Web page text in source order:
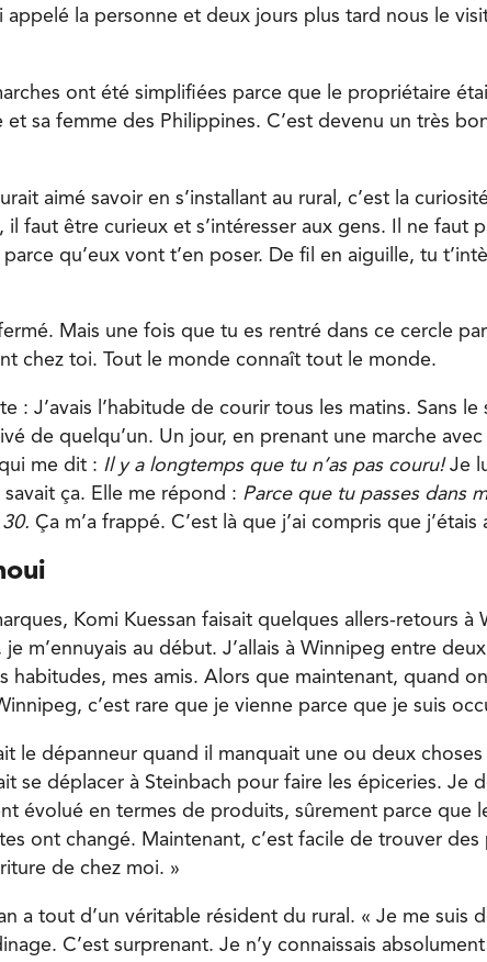
appelé la personne et deux jours plus tard nous le
ont été simplifiées parce que le propriétaire
sa femme des Philippines. C’est devenu un très
aimé savoir en s’installant au rural, c’est la
faut être curieux et s’intéresser aux gens. Il ne faut
qu’eux vont t’en poser. De fil en aiguille, tu
Mais une fois que tu es rentré dans ce cercle
chez toi. Tout le monde connaît tout le monde.
: J’avais l’habitude de courir tous les matins. Sans le
de quelqu’un. Un jour, en prenant une marche
me dit : Il y a longtemps que tu n’as pas couru!Je
ça. Elle me répond : Parce que tu passes dans
Ça m’a frappé. C’est là que j’ai compris que j’étais
Komi Kuessan faisait quelques allers-retours à
je m’ennuyais au début. J’allais à Winnipeg entre
habitudes, mes amis. Alors que maintenant, quand
c’est rare que je vienne parce que je suis
le dépanneur quand il manquait une ou deux
se déplacer à Steinbach pour faire les épiceries. Je
évolué en termes de produits, sûrement parce que
ont changé. Maintenant, c’est facile de trouver des
de chez moi. »
a tout d’un véritable résident du rural. « Je me suis
C’est surprenant. Je n’y connaissais absolument